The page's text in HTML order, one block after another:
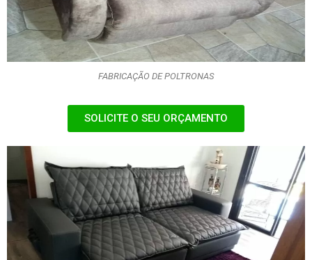
FABRICAÇÃO DE POLTRONAS
SOLICITE O SEU ORÇAMENTO